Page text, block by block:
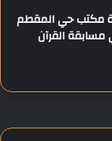
مكتب حي المقطم
مسابقة القرآن